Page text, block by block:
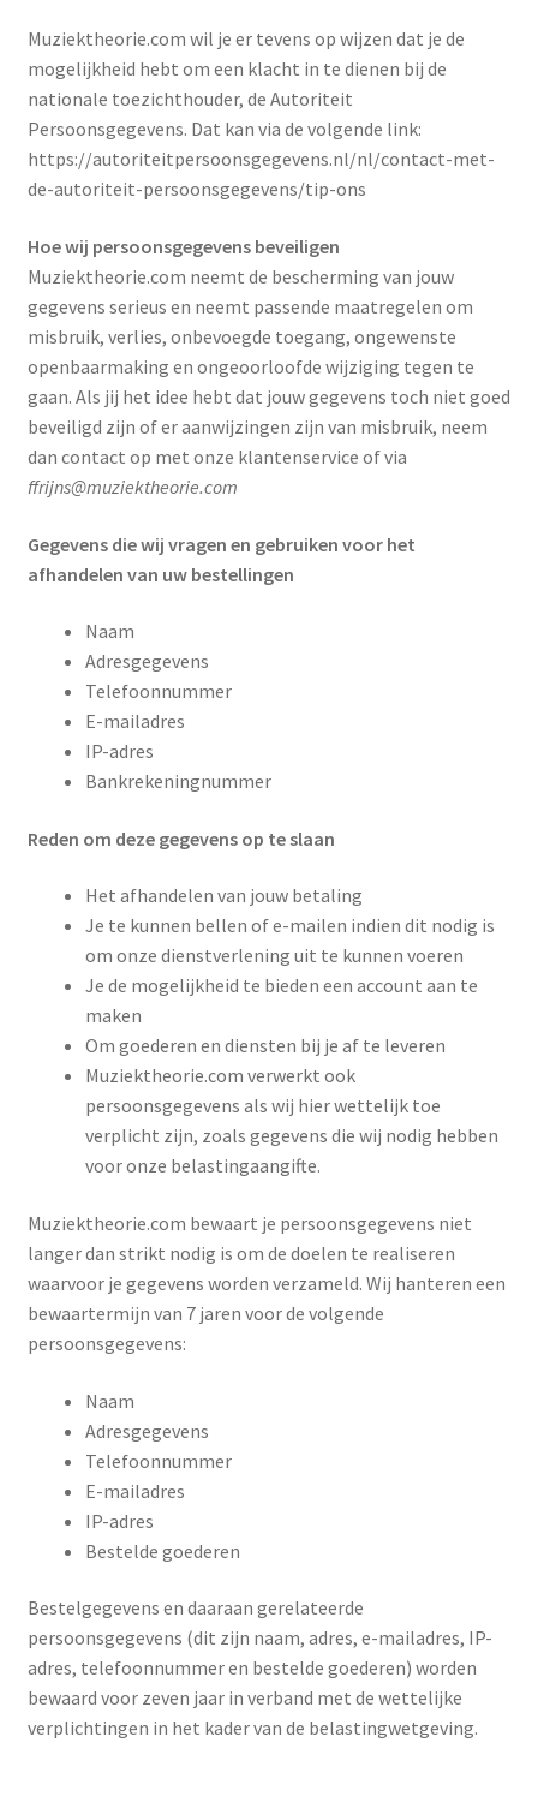
Muziektheorie.com wil je er tevens op wijzen dat je de
mogelijkheid hebt om een klacht in te dienen bij de
nationale toezichthouder, de Autoriteit
Persoonsgegevens. Dat kan via de volgende link:
https://autoriteitpersoonsgegevens.nl/nl/contact-met-
de-autoriteit-persoonsgegevens/tip-ons
Hoe wij persoonsgegevens beveiligen
Muziektheorie.com neemt de bescherming van jouw
gegevens serieus en neemt passende maatregelen om
misbruik, verlies, onbevoegde toegang, ongewenste
openbaarmaking en ongeoorloofde wijziging tegen te
gaan. Als jij het idee hebt dat jouw gegevens toch niet goed
beveiligd zijn of er aanwijzingen zijn van misbruik, neem
dan contact op met onze klantenservice of via
ffrijns@muziektheorie.com
Gegevens die wij vragen en gebruiken voor het
afhandelen van uw bestellingen
Naam
Adresgegevens
Telefoonnummer
E-mailadres
IP-adres
Bankrekeningnummer
Reden om deze gegevens op te slaan
Het afhandelen van jouw betaling
Je te kunnen bellen of e-mailen indien dit nodig is
om onze dienstverlening uit te kunnen voeren
Je de mogelijkheid te bieden een account aan te
maken
Om goederen en diensten bij je af te leveren
Muziektheorie.com verwerkt ook
persoonsgegevens als wij hier wettelijk toe
verplicht zijn, zoals gegevens die wij nodig hebben
voor onze belastingaangifte.
Muziektheorie.com bewaart je persoonsgegevens niet
langer dan strikt nodig is om de doelen te realiseren
waarvoor je gegevens worden verzameld. Wij hanteren een
bewaartermijn van 7 jaren voor de volgende
persoonsgegevens:
Naam
Adresgegevens
Telefoonnummer
E-mailadres
IP-adres
Bestelde goederen
Bestelgegevens en daaraan gerelateerde
persoonsgegevens (dit zijn naam, adres, e-mailadres, IP-
adres, telefoonnummer en bestelde goederen) worden
bewaard voor zeven jaar in verband met de wettelijke
verplichtingen in het kader van de belastingwetgeving.